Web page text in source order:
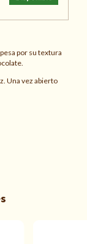
por su textura
Una vez abierto